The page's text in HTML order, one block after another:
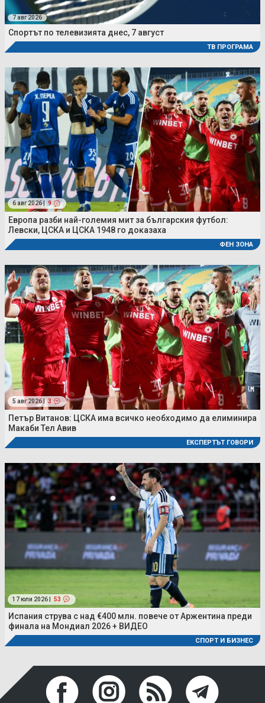
7 авг 2026
Спортът по телевизията днес, 7 август
ТВ ПРОГРАМА
6 авг 2026 | 9
Европа разби най-големия мит за българския футбол:
Левски, ЦСКА и ЦСКА 1948 го доказаха
ФЕН ЗОНА
5 авг 2026 | 3
Петър Витанов: ЦСКА има всичко необходимо да елиминира
Макаби Тел Авив
ЕКСПЕРТЪТ ГОВОРИ
17 юли 2026 | 53
Испания струва с над €400 млн. повече от Аржентина преди
финала на Мондиал 2026 + ВИДЕО
СПОРТ И БИЗНЕС